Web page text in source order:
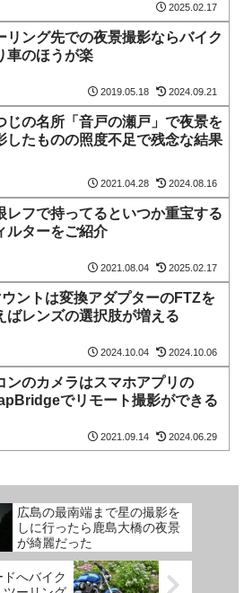
2025.02.17
リング先での夜景撮影ならバイク
車のほうが楽
2019.05.18 2024.09.21
じの名所「音戸の瀬戸」で夜景を
したものの照度不足で残念な結果
2021.04.28 2024.08.16
レフで持ってるといつか重宝する
ルターをご紹介
2021.08.04 2025.02.17
ントは変換アダプターのFTZを
ばレンズの選択肢が増える
2024.10.04 2024.10.06
ンのカメラはスマホアプリの
でリモート撮影ができる
2021.09.14 2024.06.29
広島の最南端まで星の撮影を
しに行ったら鹿島大橋の夜景
が綺麗だった
へバイク